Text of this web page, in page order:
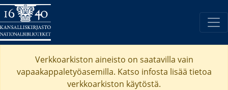
Verkkoarkiston aineisto on saatavilla vain
vapaakappaletyöasemilla. Katso infosta lisää tietoa
verkkoarkiston käytöstä.